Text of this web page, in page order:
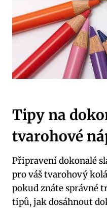
Tipy na
tvarohové
Připravení dokonalé
pro váš tvarohový
pokud znáte správné
tipů, jak dosáhnout